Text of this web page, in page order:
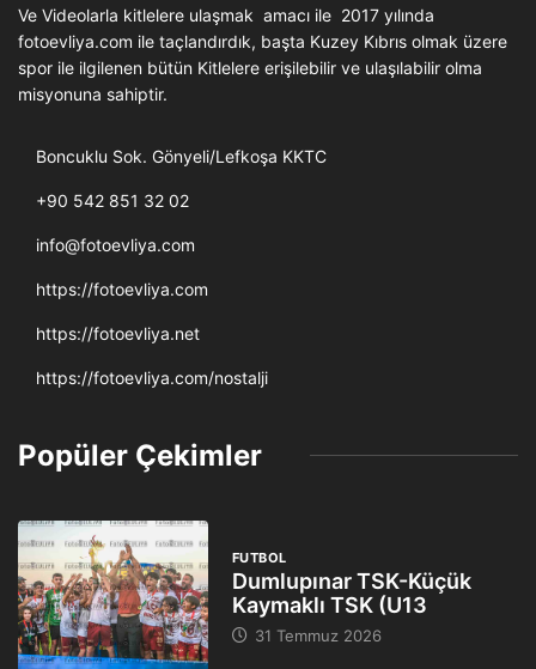
Ve Videolarla kitlelere ulaşmak amacı ile 2017 yılında
fotoevliya.com ile taçlandırdık, başta Kuzey Kıbrıs olmak üzere
spor ile ilgilenen bütün Kitlelere erişilebilir ve ulaşılabilir olma
misyonuna sahiptir.
Boncuklu Sok. Gönyeli/Lefkoşa KKTC
+90 542 851 32 02
info@fotoevliya.com
https://fotoevliya.com
https://fotoevliya.net
https://fotoevliya.com/nostalji
Popüler Çekimler
FUTBOL
Dumlupınar TSK-Küçük
Kaymaklı TSK (U13
31 Temmuz 2026